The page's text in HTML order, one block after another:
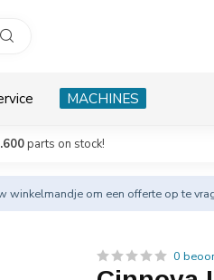
MACHINES
parts on stock!
winkelmandje om een offerte op te
0